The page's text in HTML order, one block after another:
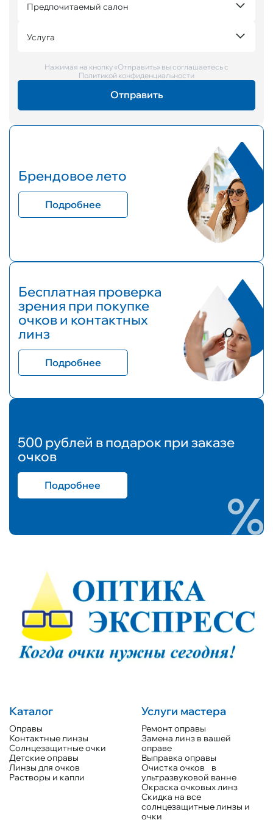
Предпочитаемый салон
Услуга
Нажимая на кнопку «Отправить» вы соглашаетесь с
Политикой конфиденциальности
Брендовое лето
Подробнее
Бесплатная проверка
зрения при покупке
очков и контактных
линз
Подробнее
500 рублей в подарок при заказе
очков
Подробнее
Каталог
Оправы
Контактные линзы
Солнцезащитные очки
Детские оправы
Линзы для очков
Растворы и капли
Услуги мастера
Ремонт оправы
Замена линз в вашей
оправе
Выправка оправы
Очистка очков в
ультразвуковой ванне
Окраска очковых линз
Скидка на все
солнцезащитные линзы и
очки